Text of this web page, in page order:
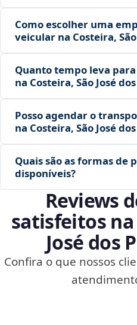
Como escolher uma
veicular na Costeira, São
Quanto tempo leva
na Costeira, São José
Posso agendar o
na Costeira, São José
Quais são as formas de
disponíveis?
Reviews
satisfeitos na
José dos
Confira o que nossos